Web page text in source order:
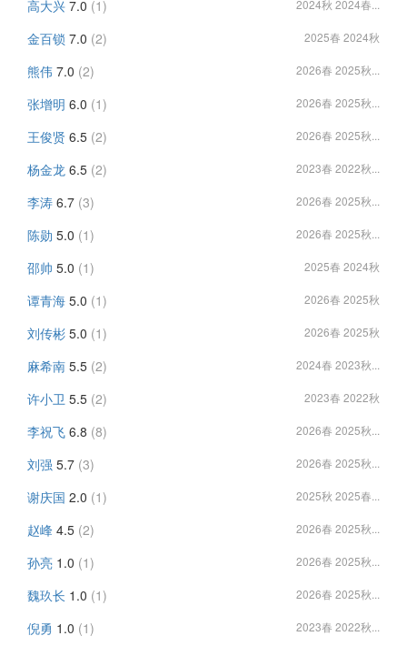
高大兴 7.0 (1) 2024秋 2024春...
金百锁 7.0 (2) 2025春 2024秋
熊伟 7.0 (2) 2026春 2025秋...
张增明 6.0 (1) 2026春 2025秋...
王俊贤 6.5 (2) 2026春 2025秋...
杨金龙 6.5 (2) 2023春 2022秋...
李涛 6.7 (3) 2026春 2025秋...
陈勋 5.0 (1) 2026春 2025秋...
邵帅 5.0 (1) 2025春 2024秋
谭青海 5.0 (1) 2026春 2025秋
刘传彬 5.0 (1) 2026春 2025秋
麻希南 5.5 (2) 2024春 2023秋...
许小卫 5.5 (2) 2023春 2022秋
李祝飞 6.8 (8) 2026春 2025秋...
刘强 5.7 (3) 2026春 2025秋...
谢庆国 2.0 (1) 2025秋 2025春...
赵峰 4.5 (2) 2026春 2025秋...
孙亮 1.0 (1) 2026春 2025秋...
魏玖长 1.0 (1) 2026春 2025秋...
倪勇 1.0 (1) 2023春 2022秋...